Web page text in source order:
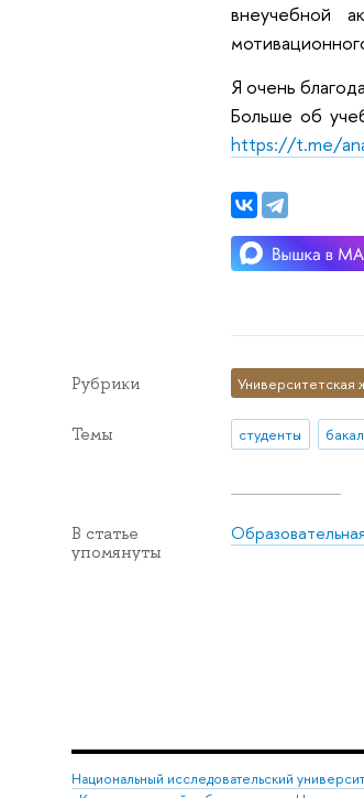
внеучебной
Я очень
Больше об
https://t.me/
Рубрики Университетская
Темы студенты
В статье
упомянуты
Национальный исследовательский